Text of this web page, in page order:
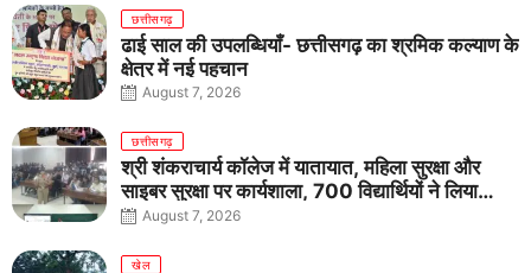
छत्तीसगढ़
ढाई साल की उपलब्धियाँ- छत्तीसगढ़ का श्रमिक कल्याण के
क्षेत्र में नई पहचान
August 7, 2026
छत्तीसगढ़
श्री शंकराचार्य कॉलेज में यातायात, महिला सुरक्षा और
साइबर सुरक्षा पर कार्यशाला, 700 विद्यार्थियों ने लिया
जागरूकता का संकल्प
August 7, 2026
खेल